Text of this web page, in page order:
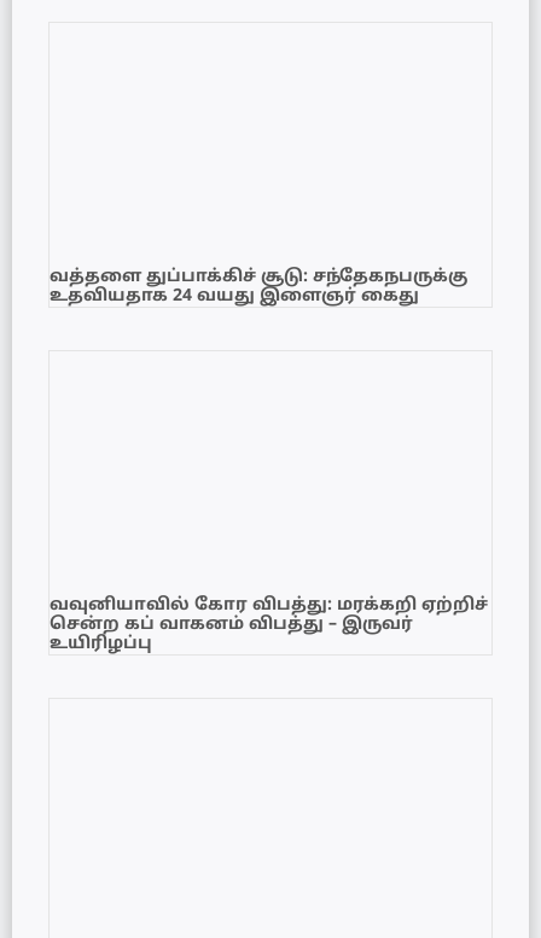
வத்தளை துப்பாக்கிச் சூடு: சந்தேகநபருக்கு
உதவியதாக 24 வயது இளைஞர் கைது
வவுனியாவில் கோர விபத்து: மரக்கறி ஏற்றிச்
சென்ற கப் வாகனம் விபத்து – இருவர்
உயிரிழப்பு